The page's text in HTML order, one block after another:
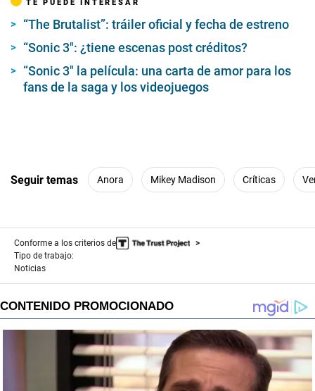
i
e
,
2
1
TE PUEDE INTERESAR
“The Brutalist”: tráiler oficial y fecha de estreno
“Sonic 3″: ¿tiene escenas post créditos?
“Sonic 3″ la película: una carta de amor para los
fans de la saga y los videojuegos
Seguir temas Anora Mikey Madison Críticas
Conforme a los criterios de
Tipo de trabajo:
Noticias